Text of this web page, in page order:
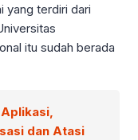
yang terdiri dari
itu sudah berada
dan Atasi